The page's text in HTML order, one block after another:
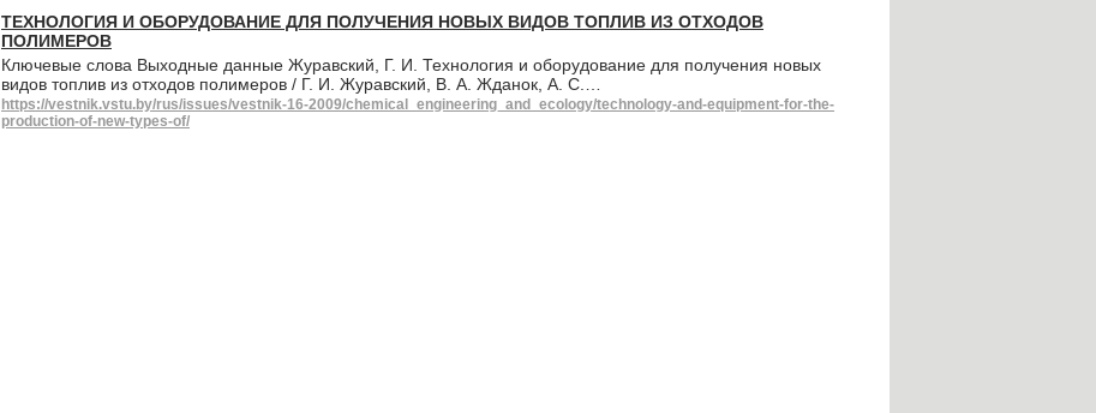
ТЕХНОЛОГИЯ И ОБОРУДОВАНИЕ ДЛЯ ПОЛУЧЕНИЯ НОВЫХ ВИДОВ ТОПЛИВ ИЗ ОТХОДОВ
ПОЛИМЕРОВ
Ключевые слова Выходные данные Журавский, Г. И. Технология и оборудование для получения новых
видов топлив из отходов полимеров / Г. И. Журавский, В. А. Жданок, А. С.…
https://vestnik.vstu.by/rus/issues/vestnik-16-2009/chemical_engineering_and_ecology/technology-and-equipment-for-the-
production-of-new-types-of/